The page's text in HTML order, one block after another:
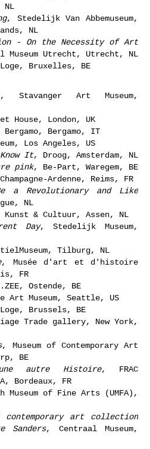
NL
, Stedelijk Van Abbemuseum,
NL
- On the Necessity of Art
Museum Utrecht, Utrecht, NL
Bruxelles, BE
, Stavanger Art Museum,
House, London, UK
Bergamo, Bergamo, IT
Los Angeles, US
It, Droog, Amsterdam, NL
pink, Be-Part, Waregem, BE
Ardenne, Reims, FR
Revolutionary and Like
NL
& Cultuur, Assen, NL
Day, Stedelijk Museum,
Tilburg, NL
, Musée d'art et d'histoire
FR
Ostende, BE
Art Museum, Seattle, US
Brussels, BE
Trade gallery, New York,
, Museum of Contemporary Art
BE
autre Histoire, FRAC
Bordeaux, FR
Museum of Fine Arts (UMFA),
art collection
Sanders, Centraal Museum,